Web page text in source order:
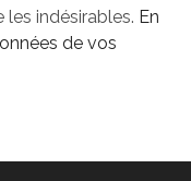
les indésirables. En
de vos